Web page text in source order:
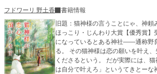
フドワーリ 野土香
書籍情報
旧題：猫神様の言うことにゃ、神頼みな
ほっこり・じんわり大賞【優秀賞】受賞！ 野良猫の
になっているとある神社――通称野
る。 その猫神様は恋の願いを叶え
くださるという。 だが実際には、
は自分で叶えろ」というてきとーな神様